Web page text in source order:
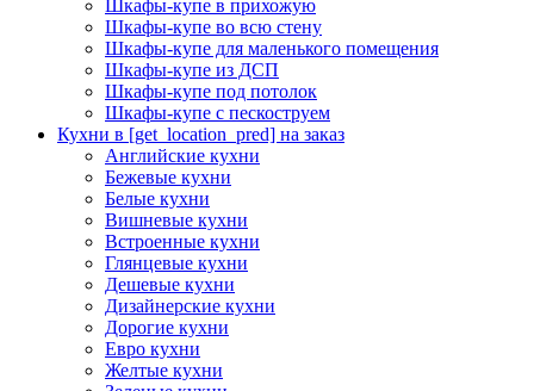
Шкафы-купе в прихожую
Шкафы-купе во всю стену
Шкафы-купе для маленького помещения
Шкафы-купе из ДСП
Шкафы-купе под потолок
Шкафы-купе с пескоструем
Кухни в [get_location_pred] на заказ
Английские кухни
Бежевые кухни
Белые кухни
Вишневые кухни
Встроенные кухни
Глянцевые кухни
Дешевые кухни
Дизайнерские кухни
Дорогие кухни
Евро кухни
Желтые кухни